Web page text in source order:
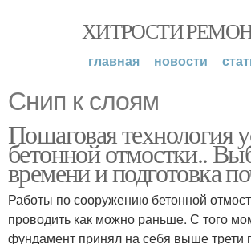
ХИТРОСТИ
главная новости
Снип к слоям
Пошаговая технология
бетонной отмостки..
времени и подготовка
Работы по сооружению бетонной
проводить как можно раньше. С того
фундамент принял на себя выше трети